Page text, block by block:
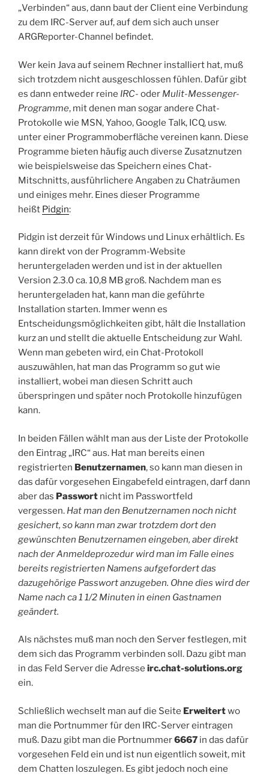
„Verbinden“ aus, dann baut der Client eine Verbindung
zu dem IRC-Server auf, auf dem sich auch unser
ARGReporter-Channel befindet.
Wer kein Java auf seinem Rechner installiert hat, muß
sich trotzdem nicht ausgeschlossen fühlen. Dafür gibt
es dann entweder reine IRC- oder Mulit-Messenger-
Programme, mit denen man sogar andere Chat-
Protokolle wie MSN, Yahoo, Google Talk, ICQ, usw.
unter einer Programmoberfläche vereinen kann. Diese
Programme bieten häufig auch diverse Zusatznutzen
wie beispielsweise das Speichern eines Chat-
Mitschnitts, ausführlichere Angaben zu Chaträumen
und einiges mehr. Eines dieser Programme
heißt Pidgin:
Pidgin ist derzeit für Windows und Linux erhältlich. Es
kann direkt von der Programm-Website
heruntergeladen werden und ist in der aktuellen
Version 2.3.0 ca. 10,8 MB groß. Nachdem man es
heruntergeladen hat, kann man die geführte
Installation starten. Immer wenn es
Entscheidungsmöglichkeiten gibt, hält die Installation
kurz an und stellt die aktuelle Entscheidung zur Wahl.
Wenn man gebeten wird, ein Chat-Protokoll
auszuwählen, hat man das Programm so gut wie
installiert, wobei man diesen Schritt auch
überspringen und später noch Protokolle hinzufügen
kann.
In beiden Fällen wählt man aus der Liste der Protokolle
den Eintrag „IRC“ aus. Hat man bereits einen
registrierten Benutzernamen, so kann man diesen in
das dafür vorgesehen Eingabefeld eintragen, darf dann
aber das Passwort nicht im Passwortfeld
vergessen. Hat man den Benutzernamen noch nicht
gesichert, so kann man zwar trotzdem dort den
gewünschten Benutzernamen eingeben, aber direkt
nach der Anmeldeprozedur wird man im Falle eines
bereits registrierten Namens aufgefordert das
dazugehörige Passwort anzugeben. Ohne dies wird der
Name nach ca 1 1/2 Minuten in einen Gastnamen
geändert.
Als nächstes muß man noch den Server festlegen, mit
dem sich das Programm verbinden soll. Dazu gibt man
in das Feld Server die Adresse irc.chat-solutions.org
ein.
Schließlich wechselt man auf die Seite Erweitertwo
man die Portnummer für den IRC-Server eintragen
muß. Dazu gibt man die Portnummer6667 in das dafür
vorgesehen Feld ein und ist nun eigentlich soweit, mit
dem Chatten loszulegen. Es gibt jedoch noch eine